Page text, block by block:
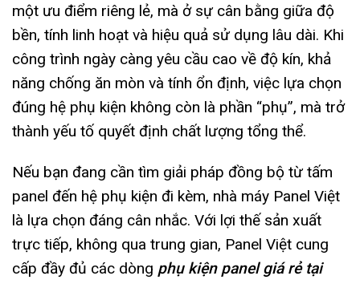
một ưu điểm riêng lẻ, mà ở sự cân bằng giữa độ
bền, tính linh hoạt và hiệu quả sử dụng lâu dài. Khi
công trình ngày càng yêu cầu cao về độ kín, khả
năng chống ăn mòn và tính ổn định, việc lựa chọn
đúng hệ phụ kiện không còn là phần “phụ”, mà trở
thành yếu tố quyết định chất lượng tổng thể.
Nếu bạn đang cần tìm giải pháp đồng bộ từ tấm
panel đến hệ phụ kiện đi kèm, nhà máy Panel Việt
là lựa chọn đáng cân nhắc. Với lợi thế sản xuất
trực tiếp, không qua trung gian, Panel Việt cung
cấp đầy đủ các dòng phụ kiện panel giá rẻ tại